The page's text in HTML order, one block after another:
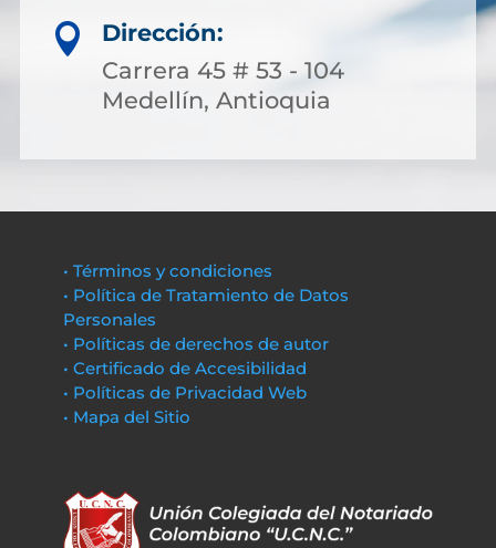

Dirección:
Carrera 45 # 53 - 104
Medellín, Antioquia
• Términos y condiciones
• Política de Tratamiento de Datos
Personales
• Políticas de derechos de autor
• Certificado de Accesibilidad
• Políticas de Privacidad Web
• Mapa del Sitio